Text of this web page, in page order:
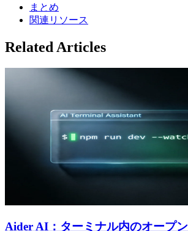
まとめ
関連リソース
Related Articles
Aider AI：ターミナル内のオープ